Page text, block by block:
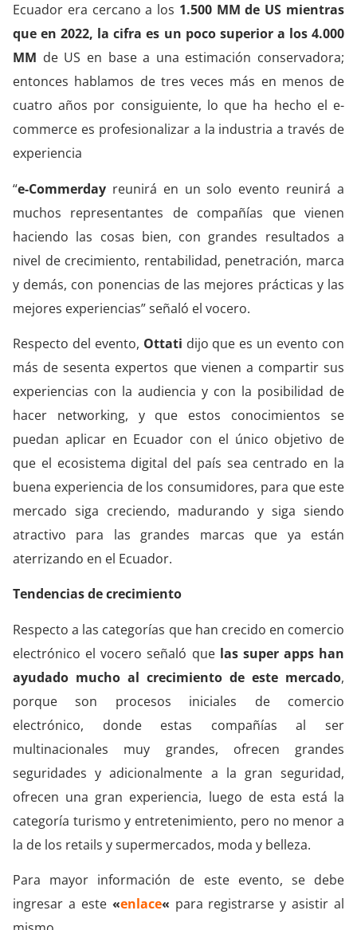
Ecuador era cercano a los 1.500 MM de US mientras
que en 2022, la cifra es un poco superior a los 4.000
MM de US en base a una estimación conservadora;
entonces hablamos de tres veces más en menos de
cuatro años por consiguiente, lo que ha hecho el e-
commerce es profesionalizar a la industria a través de
experiencia
“e-Commerday reunirá en un solo evento reunirá a
muchos representantes de compañías que vienen
haciendo las cosas bien, con grandes resultados a
nivel de crecimiento, rentabilidad, penetración, marca
y demás, con ponencias de las mejores prácticas y las
mejores experiencias” señaló el vocero.
Respecto del evento, Ottati dijo que es un evento con
más de sesenta expertos que vienen a compartir sus
experiencias con la audiencia y con la posibilidad de
hacer networking, y que estos conocimientos se
puedan aplicar en Ecuador con el único objetivo de
que el ecosistema digital del país sea centrado en la
buena experiencia de los consumidores, para que este
mercado siga creciendo, madurando y siga siendo
atractivo para las grandes marcas que ya están
aterrizando en el Ecuador.
Tendencias de crecimiento
Respecto a las categorías que han crecido en comercio
electrónico el vocero señaló que las super apps han
ayudado mucho al crecimiento de este mercado,
porque son procesos iniciales de comercio
electrónico, donde estas compañías al ser
multinacionales muy grandes, ofrecen grandes
seguridades y adicionalmente a la gran seguridad,
ofrecen una gran experiencia, luego de esta está la
categoría turismo y entretenimiento, pero no menor a
la de los retails y supermercados, moda y belleza.
Para mayor información de este evento, se debe
ingresar a este «enlace« para registrarse y asistir al